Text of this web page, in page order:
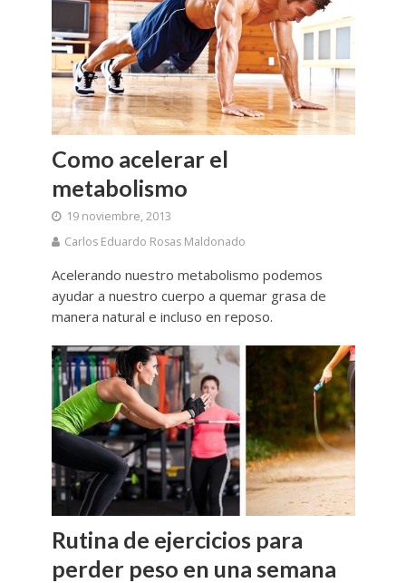
Como acelerar el
metabolismo
19 noviembre, 2013
Carlos Eduardo Rosas Maldonado
Acelerando nuestro metabolismo podemos
ayudar a nuestro cuerpo a quemar grasa de
manera natural e incluso en reposo.
Rutina de ejercicios para
perder peso en una semana